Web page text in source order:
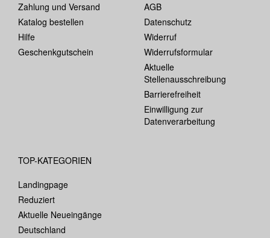
Zahlung und Versand
Katalog bestellen
Hilfe
Geschenkgutschein
AGB
Datenschutz
Widerruf
Widerrufsformular
Aktuelle
Stellenausschreibung
Barrierefreiheit
Einwilligung zur
Datenverarbeitung
TOP-KATEGORIEN
Landingpage
Reduziert
Aktuelle Neueingänge
Deutschland